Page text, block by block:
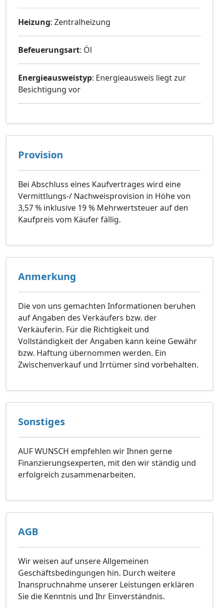
Heizung: Zentralheizung
Befeuerungsart: Öl
Energieausweistyp: Energieausweis liegt zur
Besichtigung vor
Provision
Bei Abschluss eines Kaufvertrages wird eine
Vermittlungs-/ Nachweisprovision in Höhe von
3,57 % inklusive 19 % Mehrwertsteuer auf den
Kaufpreis vom Käufer fällig.
Anmerkung
Die von uns gemachten Informationen beruhen
auf Angaben des Verkäufers bzw. der
Verkäuferin. Für die Richtigkeit und
Vollständigkeit der Angaben kann keine Gewähr
bzw. Haftung übernommen werden. Ein
Zwischenverkauf und Irrtümer sind vorbehalten.
Sonstiges
AUF WUNSCH empfehlen wir Ihnen gerne
Finanzierungsexperten, mit den wir ständig und
erfolgreich zusammenarbeiten.
AGB
Wir weisen auf unsere Allgemeinen
Geschäftsbedingungen hin. Durch weitere
Inanspruchnahme unserer Leistungen erklären
Sie die Kenntnis und Ihr Einverständnis.